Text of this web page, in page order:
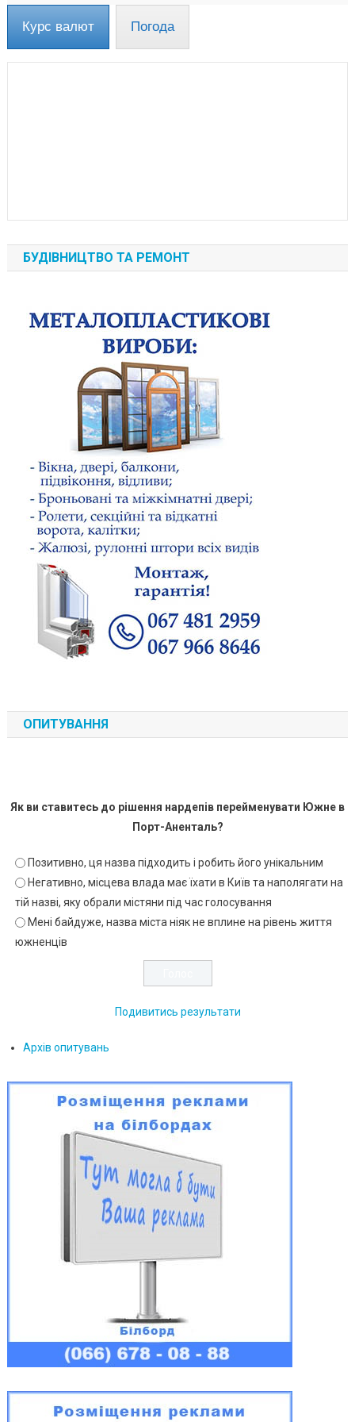
Курс валют Погода
БУДІВНИЦТВО ТА РЕМОНТ
ОПИТУВАННЯ
Як ви ставитесь до рішення нардепів перейменувати Южне в
Порт-Аненталь?
Позитивно, ця назва підходить і робить його унікальним
Негативно, місцева влада має їхати в Київ та наполягати на
тій назві, яку обрали містяни під час голосування
Мені байдуже, назва міста ніяк не вплине на рівень життя
южненців
Подивитись результати
Архів опитувань